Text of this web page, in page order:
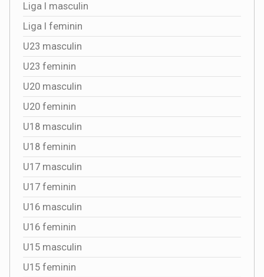
Liga I masculin
Liga I feminin
U23 masculin
U23 feminin
U20 masculin
U20 feminin
U18 masculin
U18 feminin
U17 masculin
U17 feminin
U16 masculin
U16 feminin
U15 masculin
U15 feminin